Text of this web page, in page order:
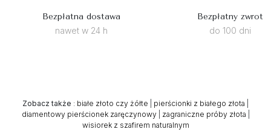
Bezpłatna dostawa
nawet w 24 h
Bezpłatny zwrot
do 100 dni
Zobacz także : białe złoto czy żółte pierścionki z białego złota
diamentowy pierścionek zaręczynowy| zagraniczne próby złota
wisiorek z szafirem naturalnym